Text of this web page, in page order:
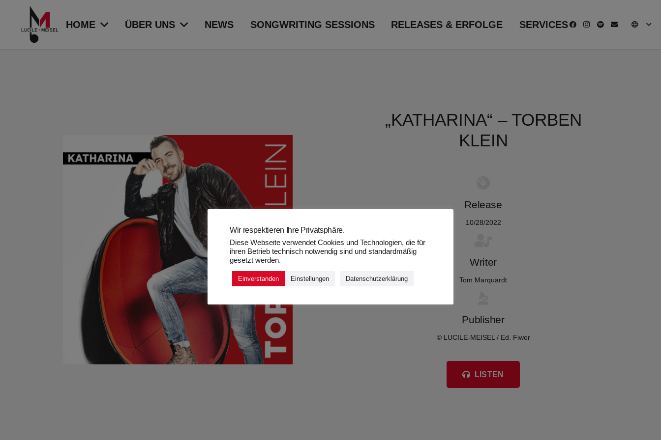
HOME ÜBER UNS NEWS SONGWRITING SESSIONS RELEASES & ERFOLGE SERVICES
„KATHARINA“ – TORBEN
KLEIN
Release
10/28/2022
Writer
Tom Marquardt
Publisher
© LUCILE-MEISEL / Ed. Fiwer
LISTEN
Wir respektieren Ihre Privatsphäre.
Diese Webseite verwendet Cookies und Technologien, die für
ihren Betrieb technisch notwendig sind und standardmäßig
gesetzt werden.
Einverstanden Einstellungen Datenschutzerklärung